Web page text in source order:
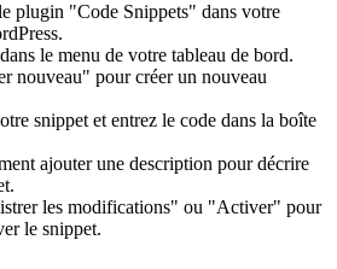
plugin "Code Snippets" dans votre
le menu de votre tableau de bord.
nouveau" pour créer un nouveau
snippet et entrez le code dans la boîte
ajouter une description pour décrire
les modifications" ou "Activer" pour
le snippet.